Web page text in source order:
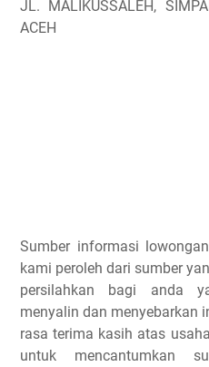
JL. MALIKUSSALEH,
ACEH
Sumber informasi
kami peroleh dari sumber
persilahkan bagi anda
menyalin dan menyebarkan
rasa terima kasih atas
untuk mencantumkan